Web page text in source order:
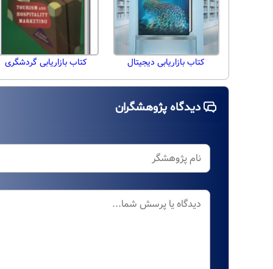
کتاب بازاریابی دیجیتال کتاب بازاریابی گردشگری
دیدگاه پژوهشگران